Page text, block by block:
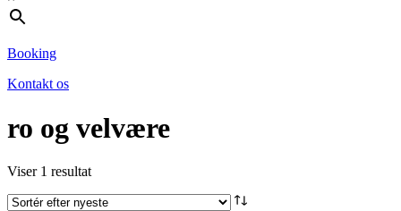
Booking
Kontakt os
ro og velvære
Viser 1 resultat